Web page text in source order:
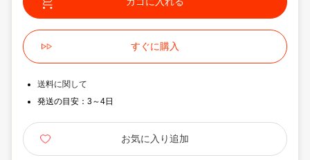
送料に関して
発送の目安：3～4日